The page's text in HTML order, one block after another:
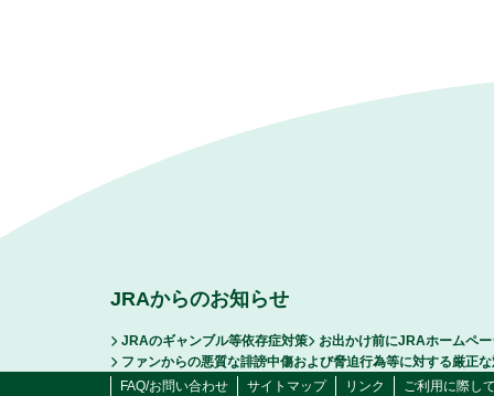
JRAからのお知らせ
JRAのギャンブル等依存症対策
お出かけ前にJRAホームペ
ファンからの悪質な誹謗中傷および脅迫行為等に対する厳正
FAQ/お問い合わせ
サイトマップ リンク ご利用に際し